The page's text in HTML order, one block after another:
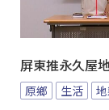
屏東推永久屋
原鄉 生活